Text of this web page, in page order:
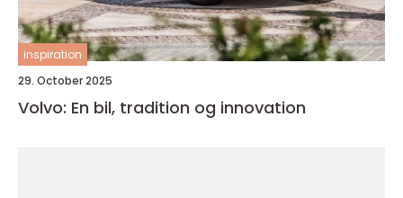
inspiration
29. October 2025
Volvo: En bil, tradition og innovation